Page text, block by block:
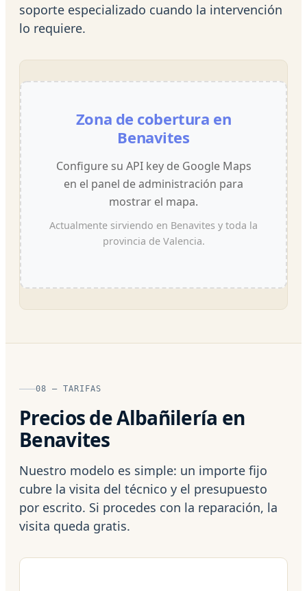
soporte especializado cuando la intervención
lo requiere.
Zona de cobertura en
Benavites
Configure su API key de Google Maps
en el panel de administración para
mostrar el mapa.
Actualmente sirviendo en Benavites y toda la
provincia de Valencia.
08 — TARIFAS
Precios de Albañilería en
Benavites
Nuestro modelo es simple: un importe fijo
cubre la visita del técnico y el presupuesto
por escrito. Si procedes con la reparación, la
visita queda gratis.